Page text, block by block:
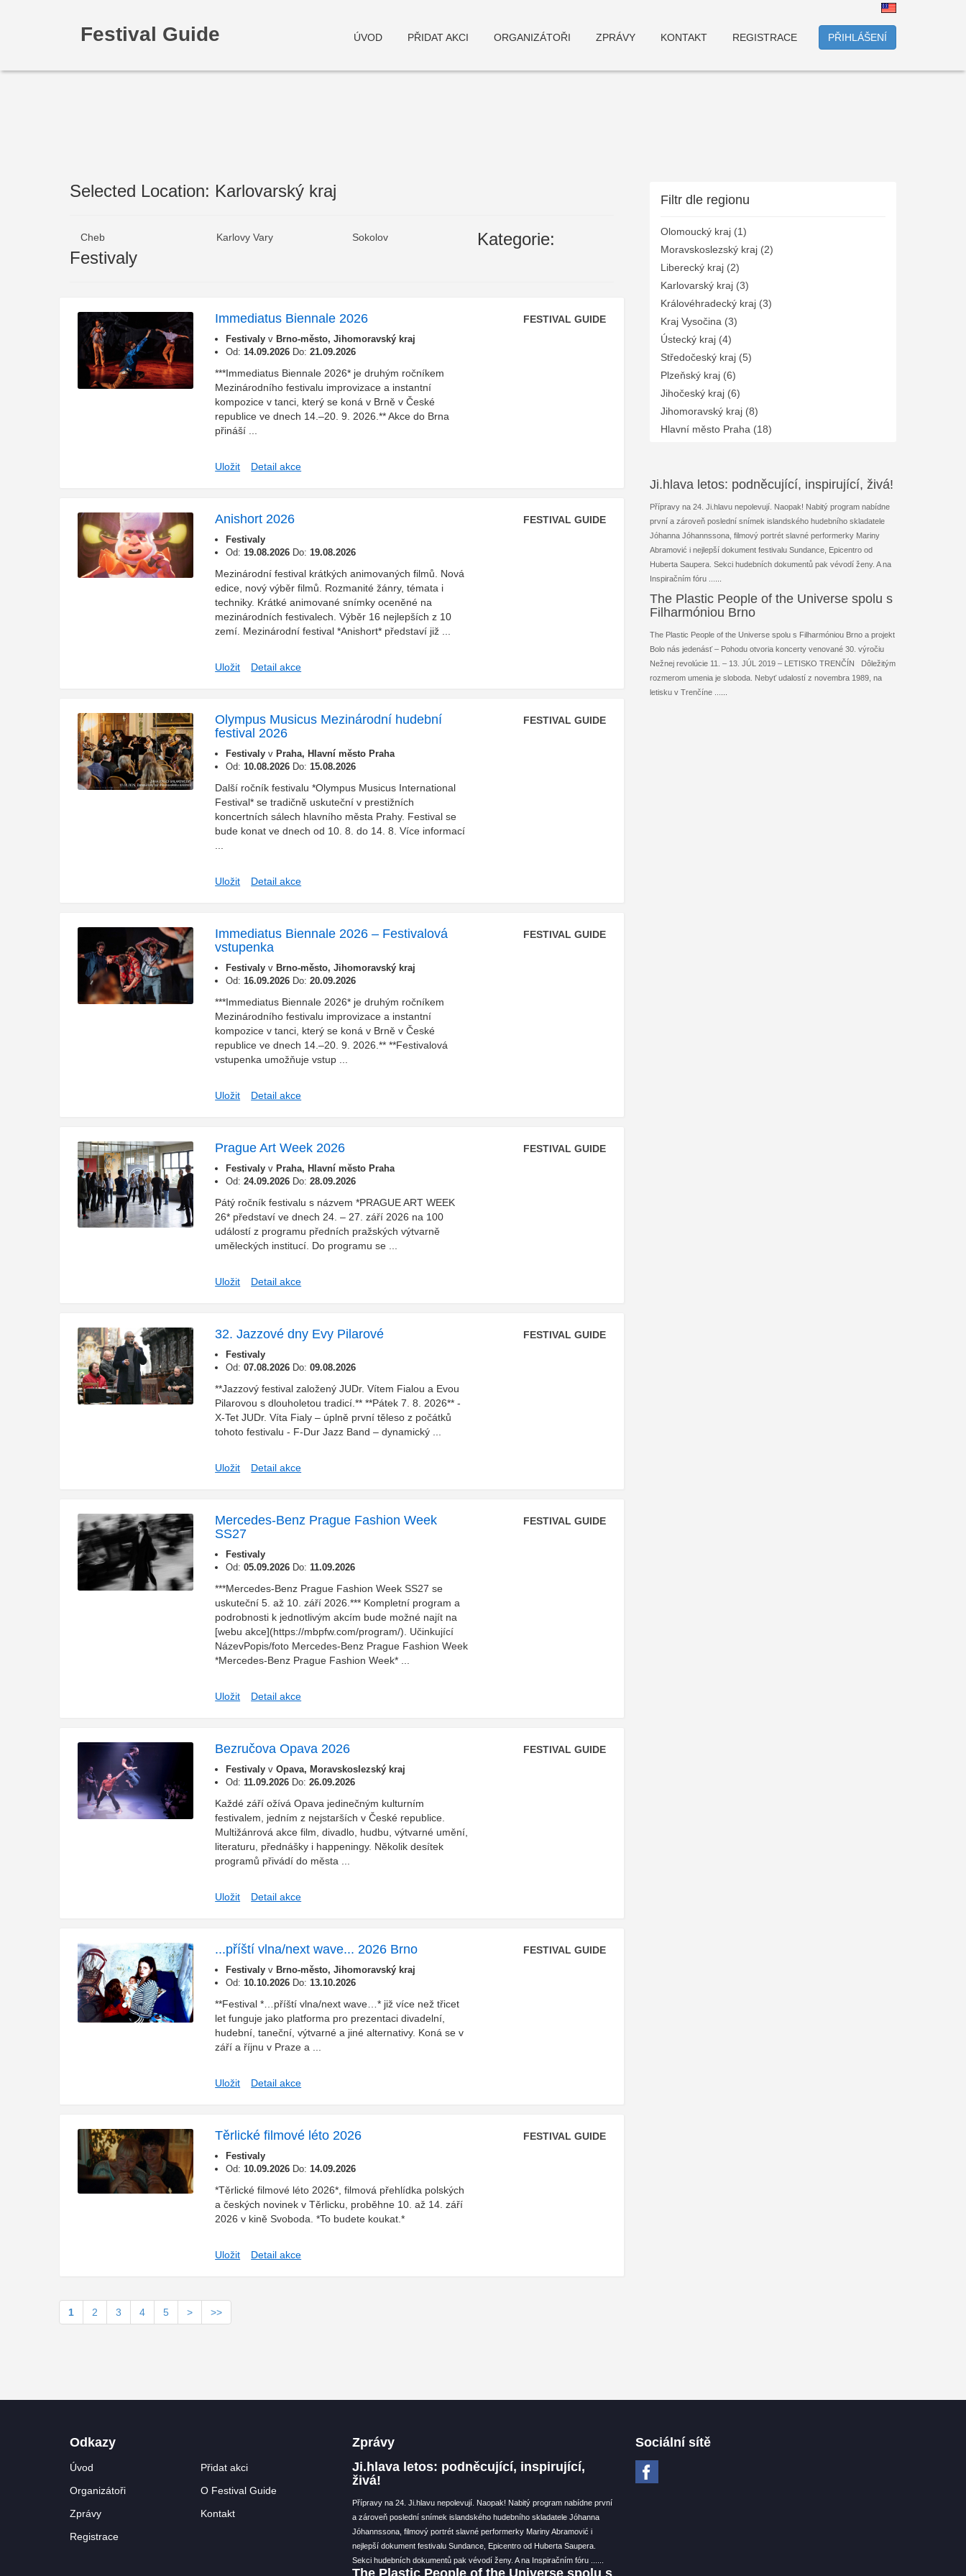
Festival Guide ÚVOD PŘIDAT AKCI ORGANIZÁTOŘI ZPRÁVY KONTAKT REGISTRACE PŘIHLÁŠENÍ
Selected Location: Karlovarský kraj
Cheb Karlovy Vary Sokolov
Kategorie:
Festivaly
Immediatus Biennale 2026
Festivaly v Brno-město, Jihomoravský kraj
Od:14.09.2026 Do:21.09.2026
***Immediatus Biennale 2026* je druhým ročníkem
Mezinárodního festivalu improvizace a instantní
kompozice v tanci, který se koná v Brně v České
republice ve dnech 14.–20. 9. 2026.** Akce do Brna
přináší ...
Uložit Detail akce
FESTIVAL GUIDE
Anishort 2026
Festivaly
Od:19.08.2026 Do:19.08.2026
Mezinárodní festival krátkých animovaných filmů. Nová
edice, nový výběr filmů. Rozmanité žánry, témata i
techniky. Krátké animované snímky oceněné na
mezinárodních festivalech. Výběr 16 nejlepších z 10
zemí. Mezinárodní festival *Anishort* představí již ...
Uložit Detail akce
FESTIVAL GUIDE
Olympus Musicus Mezinárodní hudební
festival 2026
Festivaly v Praha, Hlavní město Praha
Od:10.08.2026 Do:15.08.2026
Další ročník festivalu *Olympus Musicus International
Festival* se tradičně uskuteční v prestižních
koncertních sálech hlavního města Prahy. Festival se
bude konat ve dnech od 10. 8. do 14. 8. Více informací
Uložit Detail akce
FESTIVAL GUIDE
Immediatus Biennale 2026 – Festivalová
vstupenka
Festivaly v Brno-město, Jihomoravský kraj
Od:16.09.2026 Do:20.09.2026
***Immediatus Biennale 2026* je druhým ročníkem
Mezinárodního festivalu improvizace a instantní
kompozice v tanci, který se koná v Brně v České
republice ve dnech 14.–20. 9. 2026.** **Festivalová
vstupenka umožňuje vstup ...
Uložit Detail akce
FESTIVAL GUIDE
Prague Art Week 2026
Festivaly v Praha, Hlavní město Praha
Od:24.09.2026 Do:28.09.2026
Pátý ročník festivalu s názvem *PRAGUE ART WEEK
26* představí ve dnech 24. – 27. září 2026 na 100
událostí z programu předních pražských výtvarně
uměleckých institucí. Do programu se ...
Uložit Detail akce
FESTIVAL GUIDE
32. Jazzové dny Evy Pilarové
Festivaly
Od:07.08.2026 Do:09.08.2026
**Jazzový festival založený JUDr. Vítem Fialou a Evou
Pilarovou s dlouholetou tradicí.** **Pátek 7. 8. 2026** -
X-Tet JUDr. Víta Fialy – úplně první těleso z počátků
tohoto festivalu - F-Dur Jazz Band – dynamický ...
Uložit Detail akce
FESTIVAL GUIDE
Mercedes-Benz Prague Fashion Week
SS27
Festivaly
Od:05.09.2026 Do:11.09.2026
***Mercedes-Benz Prague Fashion Week SS27 se
uskuteční 5. až 10. září 2026.*** Kompletní program a
podrobnosti k jednotlivým akcím bude možné najít na
[webu akce](https://mbpfw.com/program/). Učinkující
NázevPopis/foto Mercedes-Benz Prague Fashion Week
*Mercedes-Benz Prague Fashion Week* ...
Uložit Detail akce
FESTIVAL GUIDE
Bezručova Opava 2026
Festivaly vOpava, Moravskoslezský kraj
Od:11.09.2026 Do:26.09.2026
Každé září ožívá Opava jedinečným kulturním
festivalem, jedním z nejstarších v České republice.
Multižánrová akce film, divadlo, hudbu, výtvarné umění,
literaturu, přednášky i happeningy. Několik desítek
programů přivádí do města ...
Uložit Detail akce
FESTIVAL GUIDE
...příští vlna/next wave... 2026 Brno
Festivaly v Brno-město, Jihomoravský kraj
Od:10.10.2026 Do:13.10.2026
**Festival *…příští vlna/next wave…* již více než třicet
let funguje jako platforma pro prezentaci divadelní,
hudební, taneční, výtvarné a jiné alternativy. Koná se v
září a říjnu v Praze a ...
Uložit Detail akce
FESTIVAL GUIDE
Těrlické filmové léto 2026
Festivaly
Od:10.09.2026 Do:14.09.2026
*Těrlické filmové léto 2026*, filmová přehlídka polských
a českých novinek v Těrlicku, proběhne 10. až 14. září
2026 v kině Svoboda. *To budete koukat.*
Uložit Detail akce
FESTIVAL GUIDE
1 2 3 4 5 > >>
Filtr dle regionu
Olomoucký kraj (1)
Moravskoslezský kraj (2)
Liberecký kraj (2)
Karlovarský kraj (3)
Královéhradecký kraj (3)
Kraj Vysočina (3)
Ústecký kraj (4)
Středočeský kraj (5)
Plzeňský kraj (6)
Jihočeský kraj (6)
Jihomoravský kraj (8)
Hlavní město Praha (18)
Ji.hlava letos: podněcující, inspirující, živá!
Přípravy na 24. Ji.hlavu nepolevují. Naopak! Nabitý program nabídne
první a zároveň poslední snímek islandského hudebního skladatele
Jóhanna Jóhannssona, filmový portrét slavné performerky Mariny
Abramović i nejlepší dokument festivalu Sundance, Epicentro od
Huberta Saupera. Sekci hudebních dokumentů pak vévodí ženy. A na
Inspiračním fóru ...
The Plastic People of the Universe spolu s
Filharmóniou Brno
The Plastic People of the Universe spolu s Filharmóniou Brno a projekt
Bolo nás jedenásť – Pohodu otvoria koncerty venované 30. výročiu
Nežnej revolúcie 11. – 13. JÚL 2019 – LETISKO TRENČÍN Dôležitým
rozmerom umenia je sloboda. Nebyť udalostí z novembra 1989, na
letisku v Trenčíne ...
Odkazy
Úvod
Přidat akci
Organizátoři
O Festival Guide
Zprávy
Kontakt
Registrace
Zprávy
Ji.hlava letos: podněcující, inspirující,
živá!
Přípravy na 24. Ji.hlavu nepolevují. Naopak! Nabitý program nabídne první
a zároveň poslední snímek islandského hudebního skladatele Jóhanna
Jóhannssona, filmový portrét slavné performerky Mariny Abramović i
nejlepší dokument festivalu Sundance, Epicentro od Huberta Saupera.
Sekci hudebních dokumentů pak vévodí ženy. A na Inspiračním fóru ...
The Plastic People of the Universe spolu s
Sociální sítě